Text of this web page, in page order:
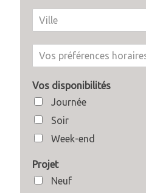
Vos disponibilités
Journée
Soir
Week-end
Projet
Neuf